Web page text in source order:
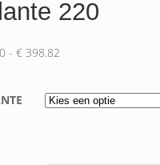
220
- €398.82Prijsklasse:
€ 398.82